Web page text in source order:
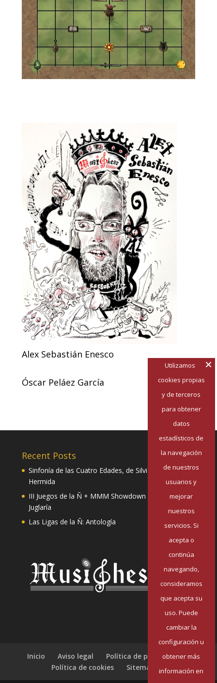
Alex Sebastián Enesco
Óscar Peláez García
Recent Posts
Sinfonía de las Cuatro Edades, de Silvia Pazos
Hermida
III Juegos de la Ñ + MMM Showdown II: Mester de
Juglaría
Las Ligas de la Ñ: Antología
Inicio Aviso legal
Política de privacidad
Política de cookies
Sitemap
Utilizamos
cookies propias
y de terceros
para obtener
datos
estadísticos de
la navegación
de nuestros
usuarios y
mejorar
nuestros
servicios. Si
acepta o
continúa
navegando,
consideramos
que acepta su
uso. Puede
cambiar la
configuración u
obtener más
información en